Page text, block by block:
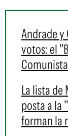
Andrade y
votos: el
La lista de
posta a la
forman la